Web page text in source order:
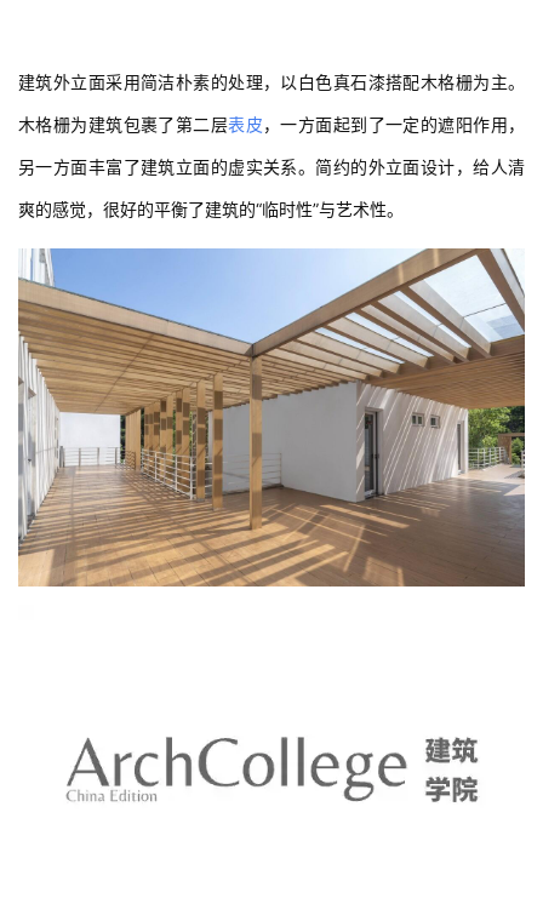
建筑外立面采用简洁朴素的处理，以白色真石漆搭配木格栅为主。
木格栅为建筑包裹了第二层表皮，一方面起到了一定的遮阳作用，
另一方面丰富了建筑立面的虚实关系。简约的外立面设计，给人清
爽的感觉，很好的平衡了建筑的“临时性”与艺术性。